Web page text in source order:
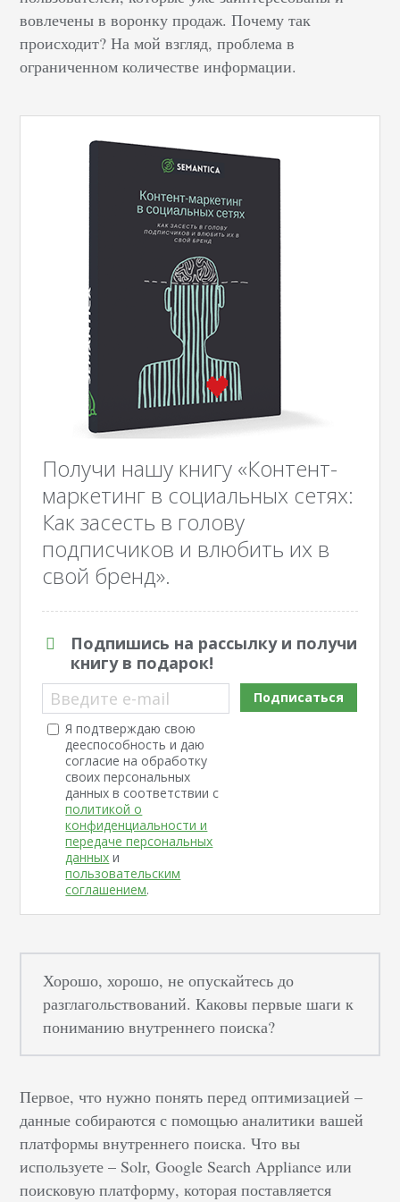
вовлечены в воронку продаж. Почему так
происходит? На мой взгляд, проблема в
ограниченном количестве информации.
Получи нашу книгу «Контент-
маркетинг в социальных сетях:
Как засесть в голову
подписчиков и влюбить их в
свой бренд».
Подпишись на рассылку и получи
книгу в подарок!
Введите e-mail
Я подтверждаю свою
дееспособность и даю
согласие на обработку
своих персональных
данных в соответствии с
политикой о
конфиденциальности и
передаче персональных
данных и
пользовательским
соглашением.
Подписаться
Хорошо, хорошо, не опускайтесь до
разглагольствований. Каковы первые шаги к
пониманию внутреннего поиска?
Первое, что нужно понять перед оптимизацией –
данные собираются с помощью аналитики вашей
платформы внутреннего поиска. Что вы
используете – Solr, Google Search Appliance или
поисковую платформу, которая поставляется